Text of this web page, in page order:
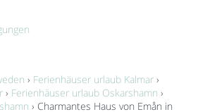
› Ferienhäuser urlaub Kalmar ›
› Ferienhäuser urlaub Oskarshamn ›
› Charmantes Haus von Emån in